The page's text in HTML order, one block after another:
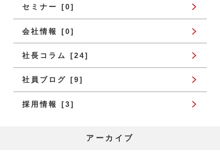
セミナー [0]
会社情報 [0]
社長コラム [24]
社員ブログ [9]
採用情報 [3]
アーカイブ